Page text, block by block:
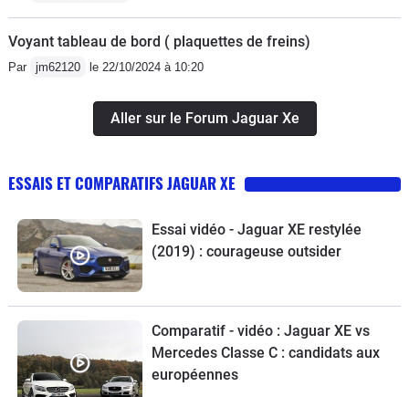
Voyant tableau de bord ( plaquettes de freins)
Par jm62120 le 22/10/2024 à 10:20
Aller sur le Forum Jaguar Xe
ESSAIS ET COMPARATIFS JAGUAR XE
Essai vidéo - Jaguar XE restylée
(2019) : courageuse outsider
Comparatif - vidéo : Jaguar XE vs
Mercedes Classe C : candidats aux
européennes